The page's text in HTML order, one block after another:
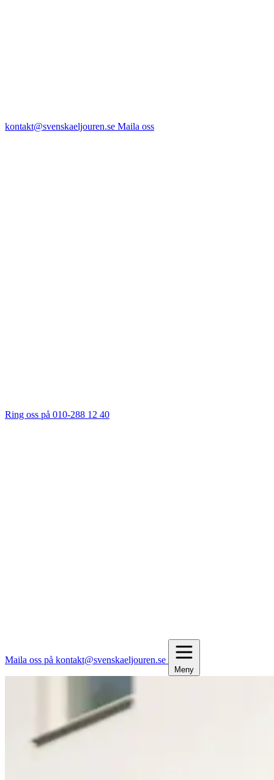
kontakt@svenskaeljouren.se Maila oss
Ring oss på 010-288 12 40
Maila oss på kontakt@svenskaeljouren.se
Meny